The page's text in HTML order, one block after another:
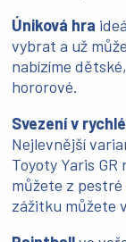
Úniková hra
vybrat a už
nabízíme
hororové.
Svezení v
Nejlevnější
Toyoty Yaris
můžete z
zážitku můžete